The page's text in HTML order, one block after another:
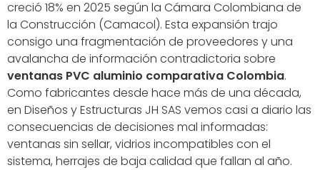
creció 18% en 2025 según la Cámara Colombiana de
la Construcción (Camacol). Esta expansión trajo
consigo una fragmentación de proveedores y una
avalancha de información contradictoria sobre
ventanas PVC aluminio comparativa Colombia.
Como fabricantes desde hace más de una década,
en Diseños y Estructuras JH SAS vemos casi a diario las
consecuencias de decisiones mal informadas:
ventanas sin sellar, vidrios incompatibles con el
sistema, herrajes de baja calidad que fallan al año.